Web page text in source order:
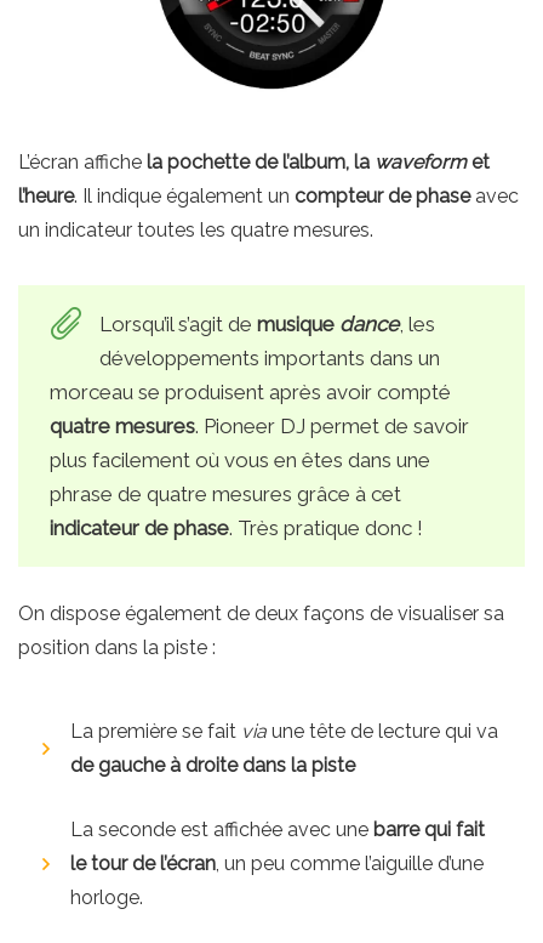
L’écran affiche la pochette de l’album, la waveformet
l’heure. Il indique également un compteur de phase avec
un indicateur toutes les quatre mesures.
Lorsqu’il s’agit de musique dance, les
développements importants dans un
morceau se produisent après avoir compté
quatre mesures. Pioneer DJ permet de savoir
plus facilement où vous en êtes dans une
phrase de quatre mesures grâce à cet
indicateur de phase. Très pratique donc !
On dispose également de deux façons de visualiser sa
position dans la piste :
La première se fait via une tête de lecture qui va
de gauche à droite dans la piste
La seconde est affichée avec une barre qui fait
le tour de l’écran , un peu comme l’aiguille d’une
horloge.